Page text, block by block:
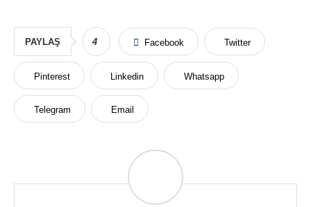
PAYLAŞ 4 Facebook Twitter
Pinterest Linkedin Whatsapp
Telegram Email